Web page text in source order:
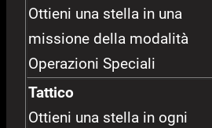
Ottieni una stella in una
missione della modalità
Operazioni Speciali
Tattico
Ottieni una stella in ogni